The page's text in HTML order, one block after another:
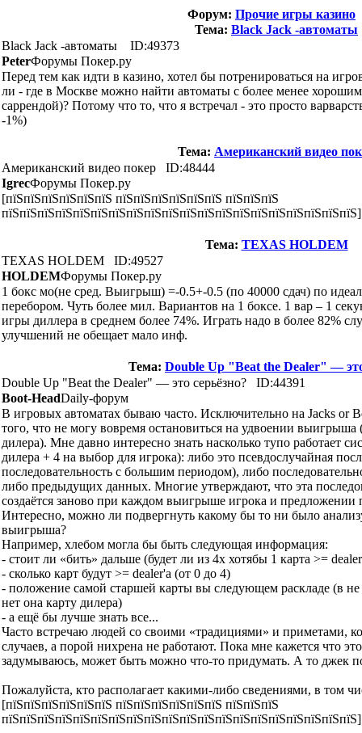
Форум: Прочие игры казино
Тема: Black Jack -автоматы
Black Jack -автоматы
ID:49373
PeterФорумы Покер.ру
Перед тем как идти в казино, хотел бы потренироваться на
ли - где в Москве можно найти автоматы с более менее
саррендой)? Потому что то, что я встречал - это просто
-1%)
Тема: Американский видео
Американский видео покер
ID:48444
IgrecФорумы Покер.ру
[пїЅпїЅпїЅпїЅпїЅпїЅ пїЅпїЅпїЅпїЅпїЅпїЅ пїЅпїЅпїЅ
пїЅпїЅпїЅпїЅпїЅпїЅпїЅпїЅпїЅпїЅпїЅпїЅпїЅпїЅпїЅпїЅпїЅпїЅпїЅпїЅ]
Тема: TEXAS HOLDEM
TEXAS HOLDEM
ID:49527
HOLDEMФорумы Покер.ру
1 бокс мо(не сред. Выигрыш) =-0.5+-0.5 (по 40000 сдач) по
перебором. Чуть более мил. Вариантов на 1 боксе. 1 вар – 1
игры диллера в среднем более 74%. Играть надо в более 82%
улучшений не обещает мало инф.
Тема: Double Up "Beat the Dealer" — это
Double Up "Beat the Dealer" — это серьёзно?
ID:44391
Boot-HeadDaily-форум
В игровых автоматах бываю часто. Исключительно на Jacks or
того, что не могу вовремя остановиться на удвоении выигрыша
дилера). Мне давно интересно знать насколько тупо работает
дилера + 4 на выбор для игрока): либо это псевдослучайная
последовательность с большим периодом), либо
либо предыдущих данных. Многие утверждают, что эта
создаётся заново при каждом выигрыше игрока и предложении
Интересно, можно ли подвергнуть какому бы то ни было
выигрыша?
Например, хлебом могла бы быть следующая информация:
- стоит ли «бить» дальше (будет ли из 4х хотябы 1 карта >=
- сколько карт будут >= dealer'a (от 0 до 4)
- положение самой старшей карты вы следующем раскладе (в не
нет она карту дилера)
- а ещё бы лучше знать все...
Часто встречаю людей со своими «традициями» и приметами,
случаев, а порой нихрена не работают. Пока мне кажется что
задумываюсь, может быть можно что-то придумать. А то джек
Пожалуйста, кто располагает какими-либо сведениями, в том
[пїЅпїЅпїЅпїЅпїЅпїЅ пїЅпїЅпїЅпїЅпїЅпїЅ пїЅпїЅпїЅ
пїЅпїЅпїЅпїЅпїЅпїЅпїЅпїЅпїЅпїЅпїЅпїЅпїЅпїЅпїЅпїЅпїЅпїЅпїЅпїЅ]